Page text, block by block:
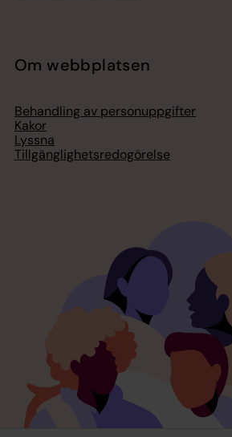
Om webbplatsen
Behandling av personuppgifter
Kakor
Lyssna
Tillgänglighetsredogörelse